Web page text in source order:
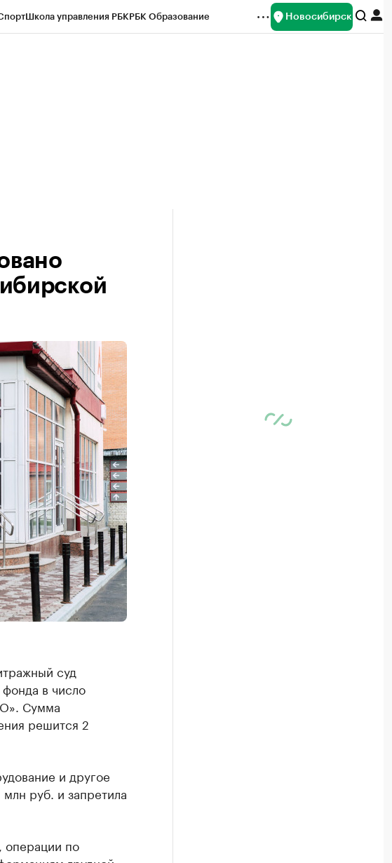
Школа управления РБКРБК Образование Новосибирск
суд
в число
Сумма
решится 2
и другое
руб. и запретила
операции по